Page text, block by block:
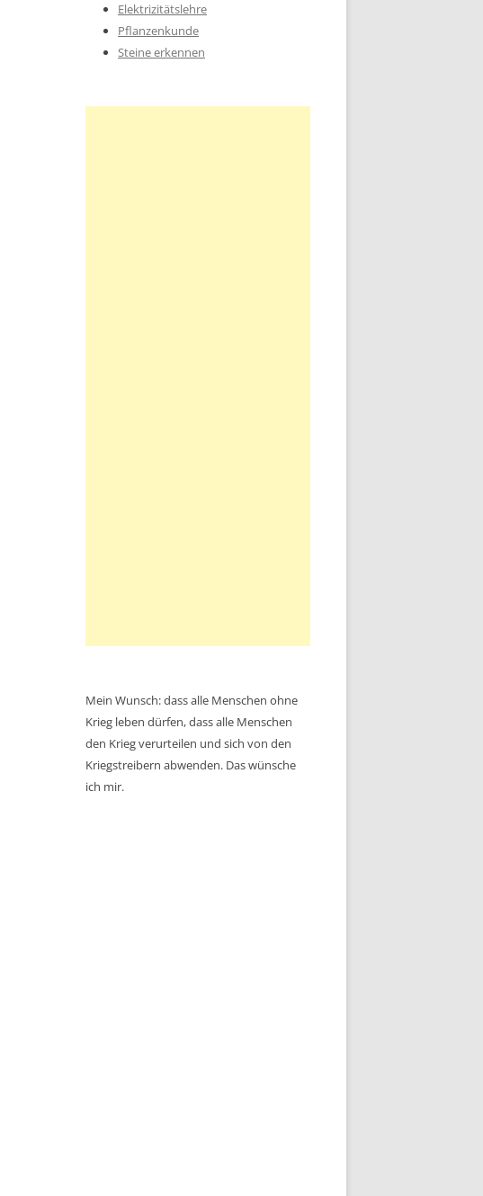
Elektrizitätslehre
Pflanzenkunde
Steine erkennen
Mein Wunsch: dass alle Menschen ohne
Krieg leben dürfen, dass alle Menschen
den Krieg verurteilen und sich von den
Kriegstreibern abwenden. Das wünsche
ich mir.